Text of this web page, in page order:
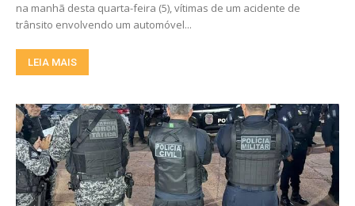
na manhã desta quarta-feira (5), vítimas de um acidente de
trânsito envolvendo um automóvel...
LEIA MAIS